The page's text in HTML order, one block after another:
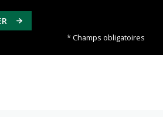
* Champs obligatoires